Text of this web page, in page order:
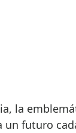
futuro